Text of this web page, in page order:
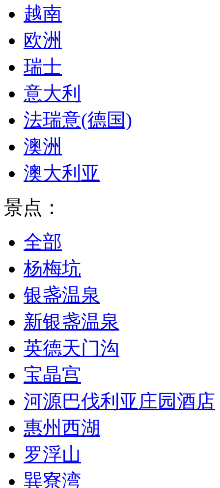
越南
欧洲
瑞士
意大利
法瑞意(德国)
澳洲
澳大利亚
景点：
全部
杨梅坑
银盏温泉
新银盏温泉
英德天门沟
宝晶宫
河源巴伐利亚庄园酒店
惠州西湖
罗浮山
巽寮湾